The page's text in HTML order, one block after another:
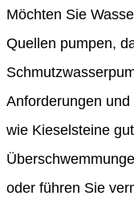
Möchten Sie
Quellen pumpen,
Anforderungen
wie Kieselsteine
oder führen Sie